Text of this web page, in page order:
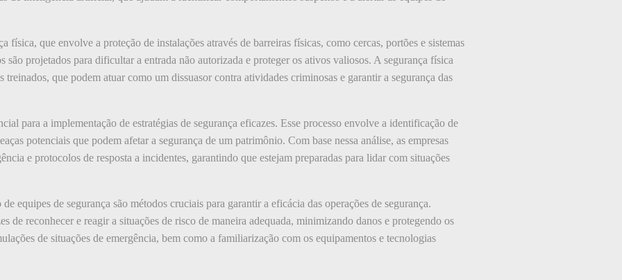
física, que envolve a proteção de instalações através de barreiras físicas, como cercas, portões e sistemas
são projetados para dificultar a entrada não autorizada e proteger os ativos valiosos. A segurança física
que podem atuar como um dissuasor contra atividades criminosas e garantir a segurança das
para a implementação de estratégias de segurança eficazes. Esse processo envolve a identificação de
potenciais que podem afetar a segurança de um patrimônio. Com base nessa análise, as empresas
e protocolos de resposta a incidentes, garantindo que estejam preparadas para lidar com situações
equipes de segurança são métodos cruciais para garantir a eficácia das operações de segurança.
de reconhecer e reagir a situações de risco de maneira adequada, minimizando danos e protegendo os
de situações de emergência, bem como a familiarização com os equipamentos e tecnologias